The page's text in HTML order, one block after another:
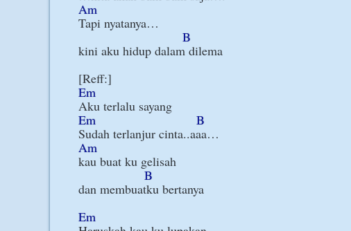
Am
Tapi nyatanya…
B
kini aku hidup dalam dilema
Em
Em
B
Am
kau buat ku gelisah
B
dan membuatku bertanya
Em